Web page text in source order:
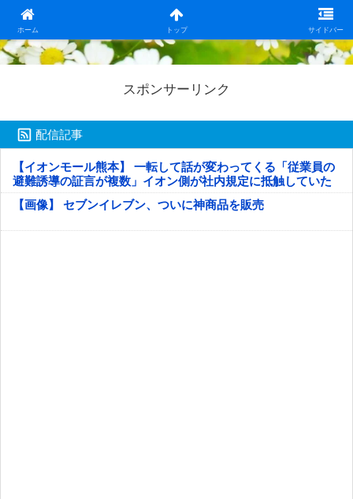
ホーム トップ サイドバー
日本第一！ニュース録
スポンサーリンク
配信記事
【イオンモール熊本】 一転して話が変わってくる「従業員の
避難誘導の証言が複数」イオン側が社内規定に抵触していた
疑い
【画像】 セブンイレブン、ついに神商品を販売